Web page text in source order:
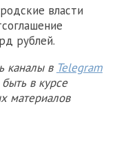
власти
рублей.
каналы в Telegram
в курсе
материалов